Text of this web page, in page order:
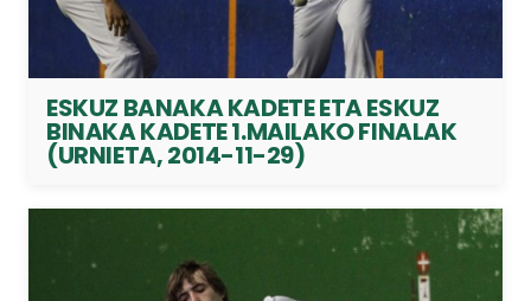
ESKUZ BANAKA KADETE ETA ESKUZ
BINAKA KADETE 1.MAILAKO FINALAK
(URNIETA, 2014-11-29)